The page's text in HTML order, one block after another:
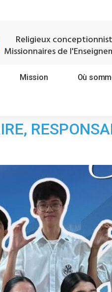
Religieux
Missionnaires de
Mission Où